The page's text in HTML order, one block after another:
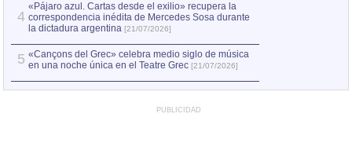
4
«Pájaro azul. Cartas desde el exilio» recupera la
correspondencia inédita de Mercedes Sosa durante
la dictadura argentina [21/07/2026]
5 «Cançons del Grec» celebra medio siglo de música
en una noche única en el Teatre Grec [21/07/2026]
PUBLICIDAD